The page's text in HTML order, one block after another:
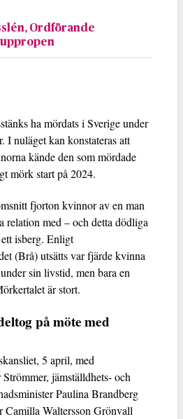
Ordförande
ha mördats i Sverige under
I nuläget kan konstateras att
kände den som mördade
mörk start på 2024.
fjorton kvinnor av en man
relation med – och detta dödliga
isberg. Enligt
(Brå) utsätts var fjärde kvinna
sin livstid, men bara en
är stort.
på möte med
5 april, med
jämställdhets- och
Paulina Brandberg
Camilla Waltersson Grönvall